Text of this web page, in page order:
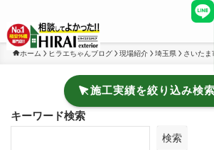
ホーム ヒラエちゃんブログ 現場紹介 埼玉県 さいたま
施工実績を絞り込み検
キーワード検索
検索